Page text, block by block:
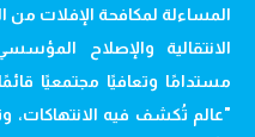
المساءلة لمكافحة الإفلات من
الانتقالية والإصلاح
مستدامًا وتعافيًا مجتمعيًا
"عالم تُكشف فيه الانتهاكات،